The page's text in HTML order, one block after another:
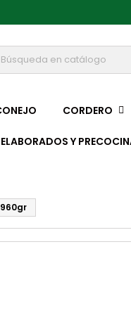
CORDERO
ELABORADOS Y